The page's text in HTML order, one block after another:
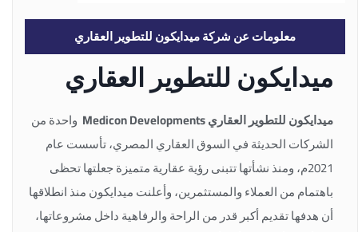
معلومات عن شركة ميدايكون للتطوير العقاري
ميدايكون للتطوير العقاري
ميدايكون للتطوير العقاريMedicon Developments واحدة من
الشركات الحديثة في السوق العقاري المصري، تأسست عام
2021م، ومنذ نشأتها تتبنى رؤية عقارية متميزة جعلتها تحظى
باهتمام من العملاء والمستثمرين، وأعلنت ميدايكون منذ انطلاقها
أن هدفها تقديم أكبر قدر من الراحة والرفاهية داخل مشروعاتها،